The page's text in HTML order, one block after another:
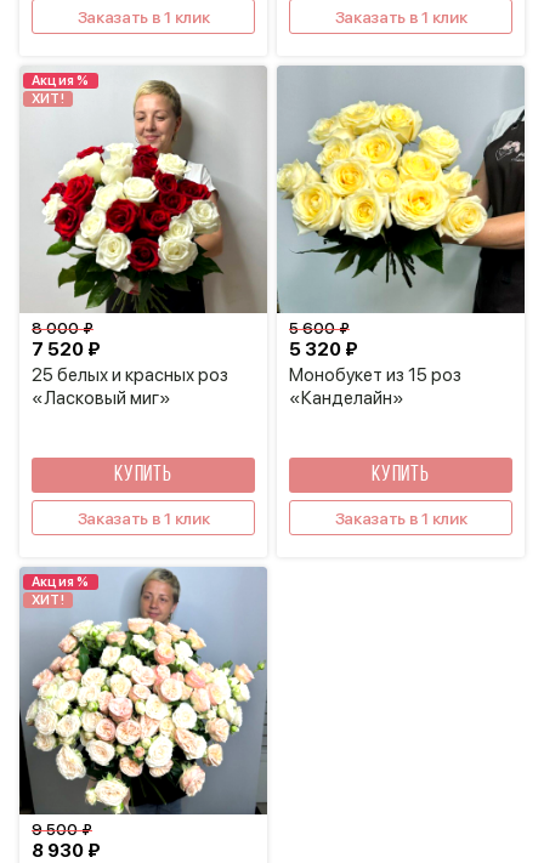
Заказать в 1 клик Заказать в 1 клик
Акция %
ХИТ!
25 белых и красных роз
«Ласковый миг»
7 520 ₽
8 000 ₽
КУПИТЬ
Заказать в 1 клик
Монобукет из 15 роз
«Канделайн»
5 320 ₽
5 600 ₽
КУПИТЬ
Заказать в 1 клик
Акция %
ХИТ!
8 930 ₽
9 500 ₽